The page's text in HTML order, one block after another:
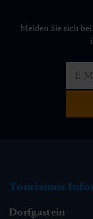
Melden Sie sich
Tourismus
Dorfgastein